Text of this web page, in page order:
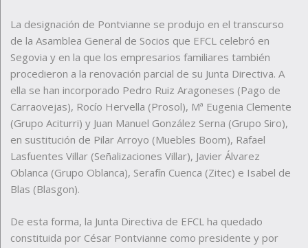
La designación de Pontvianne se produjo en el transcurso
de la Asamblea General de Socios que EFCL celebró en
Segovia y en la que los empresarios familiares también
procedieron a la renovación parcial de su Junta Directiva. A
ella se han incorporado Pedro Ruiz Aragoneses (Pago de
Carraovejas), Rocío Hervella (Prosol), Mª Eugenia Clemente
(Grupo Aciturri) y Juan Manuel González Serna (Grupo Siro),
en sustitución de Pilar Arroyo (Muebles Boom), Rafael
Lasfuentes Villar (Señalizaciones Villar), Javier Álvarez
Oblanca (Grupo Oblanca), Serafín Cuenca (Zitec) e Isabel de
Blas (Blasgon).
De esta forma, la Junta Directiva de EFCL ha quedado
constituida por César Pontvianne como presidente y por